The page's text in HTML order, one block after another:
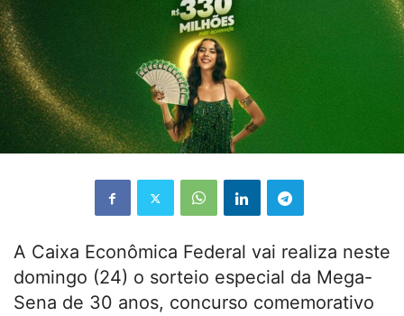
A Caixa Econômica Federal vai realiza neste
domingo (24) o sorteio especial da Mega-
Sena de 30 anos, concurso comemorativo